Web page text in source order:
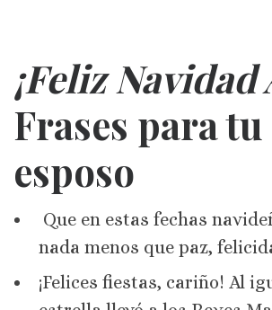
¡Feliz
Frases paratu
esposo
Que en estas fechas
nada menos que paz,
¡Felices fiestas, cariño! Al